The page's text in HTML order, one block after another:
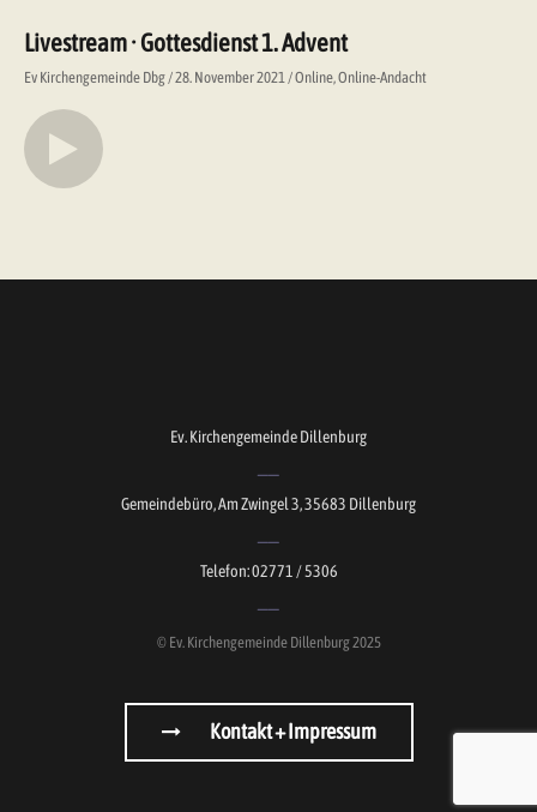
Livestream · Gottesdienst 1. Advent
Ev Kirchengemeinde Dbg 28. November 2021 Online Online-Andacht
Ev. Kirchengemeinde Dillenburg
Gemeindebüro, Am Zwingel 3, 35683 Dillenburg
Telefon: 02771 / 5306
© Ev. Kirchengemeinde Dillenburg 2025
Kontakt + Impressum